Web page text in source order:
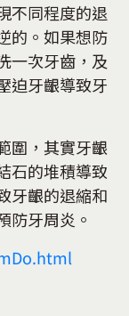
不同程度的退
的。如果想防
一次牙齒，及
迫牙齦導致牙
圍，其實牙齦
石的堆積導致
牙齦的退縮和
防牙周炎。